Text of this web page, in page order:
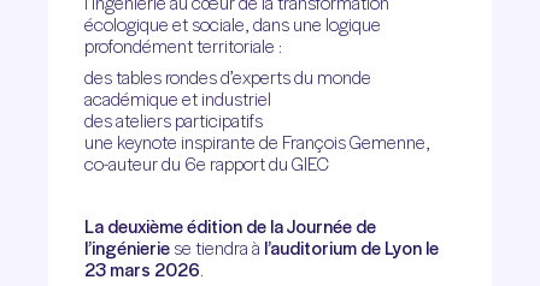
écologique et sociale, dans une logique
profondément territoriale :
des tables rondes d’experts du monde
académique et industriel
des ateliers participatifs
une keynote inspirante de François Gemenne,
co-auteur du 6e rapport du GIEC
La deuxième édition de la Journée de
l’ingénieriese tiendra à l’auditorium de Lyon le
23 mars 2026.